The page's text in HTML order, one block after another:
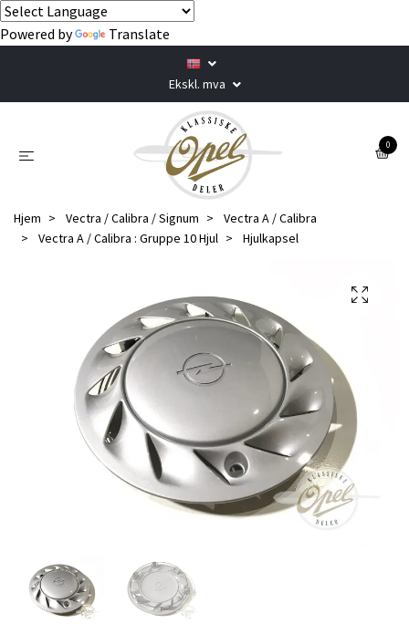
Powered by Translate
Ekskl. mva
0
Hjem Vectra / Calibra / Signum
Vectra A / Calibra
Vectra A / Calibra : Gruppe 10 Hjul
Hjulkapsel